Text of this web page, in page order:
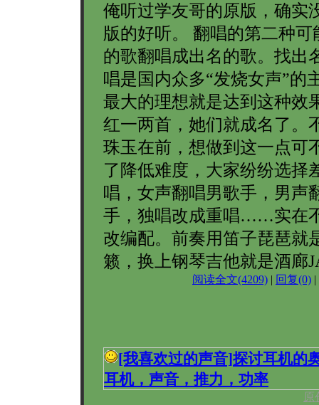
俺听过学友哥的原版，确实
版的好听。 翻唱的第二种可
的歌翻唱成出名的歌。找出
唱是国内众多“发烧女声”的
最大的理想就是达到这种效
红一两首，她们就成名了。
珠玉在前，想做到这一点可
了降低难度，大家纷纷选择
唱，女声翻唱男歌手，男声
手，独唱改成重唱……实在
改编配。前奏用笛子琵琶就
籁，换上钢琴吉他就是酒廊
阅读全文(4209) | 回复(0) |
[我喜欢过的声音]探讨耳机的
耳机，声音，推力，功率
原